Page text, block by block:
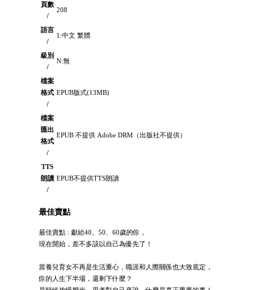
頁數
/
208
語言
/
1:中文 繁體
級別
/
N:無
檔案
格式
/
EPUB版式(13MB)
檔案
匯出
格式
/
EPUB 不提供 Adobe DRM（出版社不提供）
TTS
朗讀
/
EPUB不提供TTS朗讀
最佳賣點
最佳賣點 : 獻給40、50、60歲的你，
現在開始，差不多該以自己為優先了！
當養兒育女不再是生活重心，職涯和人際關係也大致底定，
你的人生下半場，還剩下什麼？